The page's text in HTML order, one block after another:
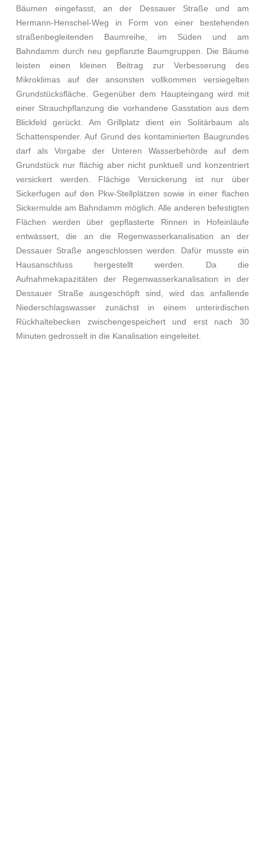
Bäumen eingefasst, an der Dessauer Straße und am
Hermann-Henschel-Weg in Form von einer bestehenden
straßenbegleitenden Baumreihe, im Süden und am
Bahndamm durch neu gepflanzte Baumgruppen. Die Bäume
leisten einen kleinen Beitrag zur Verbesserung des
Mikroklimas auf der ansonsten vollkommen versiegelten
Grundstücksfläche. Gegenüber dem Haupteingang wird mit
einer Strauchpflanzung die vorhandene Gasstation aus dem
Blickfeld gerückt. Am Grillplatz dient ein Solitärbaum als
Schattenspender. Auf Grund des kontaminierten Baugrundes
darf als Vorgabe der Unteren Wasserbehörde auf dem
Grundstück nur flächig aber nicht punktuell und konzentriert
versickert werden. Flächige Versickerung ist nur über
Sickerfugen auf den Pkw-Stellplätzen sowie in einer flachen
Sickermulde am Bahndamm möglich. Alle anderen befestigten
Flächen werden über gepflasterte Rinnen in Hofeinläufe
entwässert, die an die Regenwasserkanalisation an der
Dessauer Straße angeschlossen werden. Dafür musste ein
Hausanschluss hergestellt werden. Da die
Aufnahmekapazitäten der Regenwasserkanalisation in der
Dessauer Straße ausgeschöpft sind, wird das anfallende
Niederschlagswasser zunächst in einem unterirdischen
Rückhaltebecken zwischengespeichert und erst nach 30
Minuten gedrosselt in die Kanalisation eingeleitet.